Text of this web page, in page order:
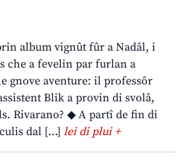
album vignût fûr a Nadâl, i
che a fevelin par furlan a
gnove aventure: il professôr
Blik a provin di svolâ,
Rivarano? ◆ A partî de fin di
dal […] lei di plui +